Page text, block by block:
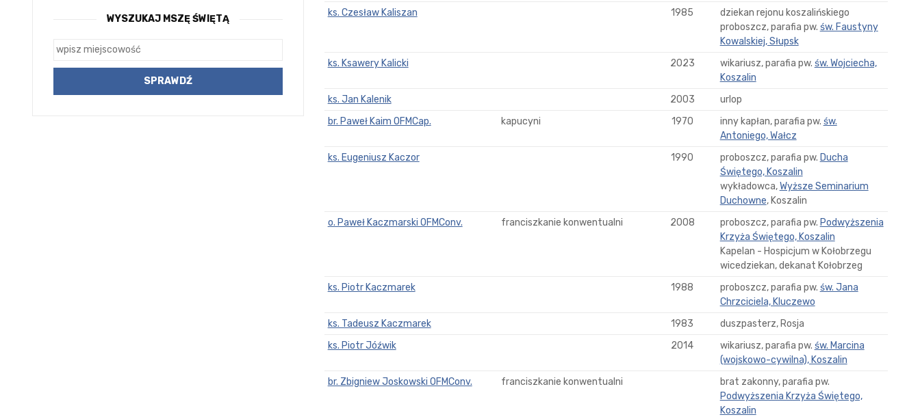
ks. Czesław Kaliszan
1985
dziekan rejonu koszalińskiego
proboszcz, parafia pw. św. Faustyny
Kowalskiej, Słupsk
ks. Ksawery Kalicki
2023 wikariusz, parafia pw. św. Wojciecha,
Koszalin
ks. Jan Kalenik
2003
urlop
br. Paweł Kaim OFMCap.
kapucyni 1970 inny kapłan, parafia pw. św.
Antoniego, Wałcz
ks. Eugeniusz Kaczor
1990 proboszcz, parafia pw. Ducha
Świętego, Koszalin
wykładowca,Wyższe Seminarium
Duchowne, Koszalin
o. Paweł Kaczmarski OFMConv.
franciszkanie konwentualni 2008 proboszcz, parafia pw. Podwyższenia
Krzyża Świętego, Koszalin
Kapelan - Hospicjum w Kołobrzegu
wicedziekan, dekanat Kołobrzeg
ks. Piotr Kaczmarek
1988 proboszcz, parafia pw. św. Jana
Chrzciciela, Kluczewo
ks. Tadeusz Kaczmarek
1983
duszpasterz, Rosja
ks. Piotr Jóźwik
2014 wikariusz, parafia pw. św. Marcina
(wojskowo-cywilna), Koszalin
br. Zbigniew Joskowski OFMConv.
franciszkanie konwentualni
brat zakonny, parafia pw.
Podwyższenia Krzyża Świętego,
Koszalin
WYSZUKAJ MSZĘ ŚWIĘTĄ